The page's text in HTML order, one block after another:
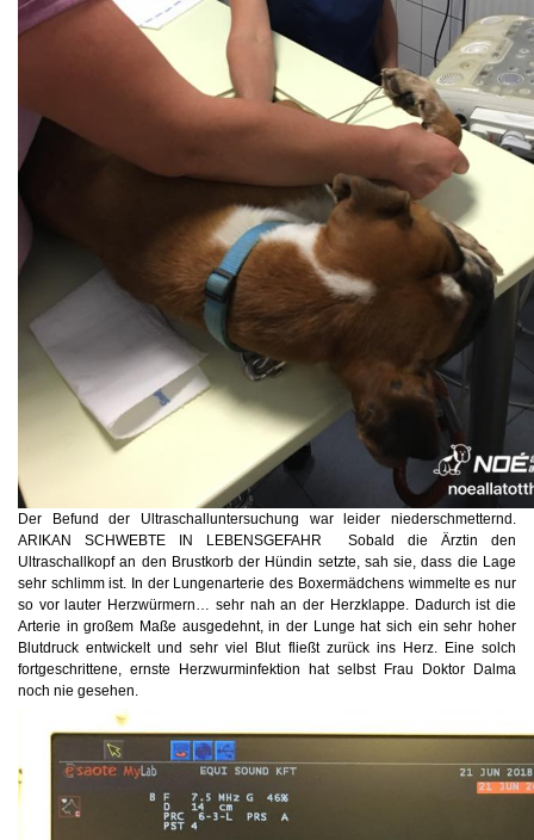
Der Befund der Ultraschalluntersuchung war leider niederschmetternd.
ARIKAN SCHWEBTE IN LEBENSGEFAHR
Sobald die Ärztin den
Ultraschallkopf an den Brustkorb der Hündin setzte, sah sie, dass die Lage
sehr schlimm ist. In der Lungenarterie des Boxermädchens wimmelte es nur
so vor lauter Herzwürmern… sehr nah an der Herzklappe. Dadurch ist die
Arterie in großem Maße ausgedehnt, in der Lunge hat sich ein sehr hoher
Blutdruck entwickelt und sehr viel Blut fließt zurück ins Herz. Eine solch
fortgeschrittene, ernste Herzwurminfektion hat selbst Frau Doktor Dalma
noch nie gesehen.